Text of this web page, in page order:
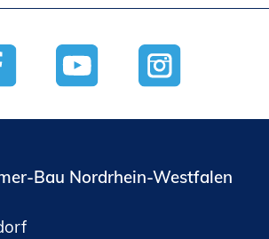
Bau Nordrhein-Westfalen